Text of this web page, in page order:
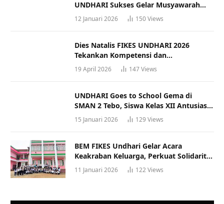
UNDHARI Sukses Gelar Musyawarah
Racana
12 Januari 2026 150Views
Dies Natalis FIKES UNDHARI 2026
Tekankan Kompetensi dan
Profesionalisme Tenaga Kesehatan
19 April 2026 147Views
UNDHARI Goes to School Gema di
SMAN 2 Tebo, Siswa Kelas XII Antusias
Ikuti Sosialisasi Kampus Berkualitas
15 Januari 2026 129 Views
BEM FIKES Undhari Gelar Acara
Keakraban Keluarga, Perkuat Solidaritas
dan Gaya Hidup Sehat
11 Januari 2026 122Views